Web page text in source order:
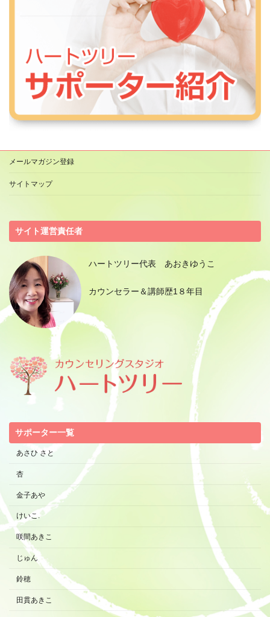
メールマガジン登録
サイトマップ
サイト運営責任者
ハートツリー代表 あおきゆうこ
カウンセラー＆講師歴1８年目
サポーター一覧
あさひ さと
杏
金子あや
けいこ.
咲間あきこ
じゅん
鈴穂
田貫あきこ